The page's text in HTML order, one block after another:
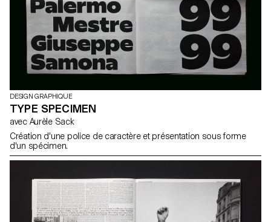
DESIGN GRAPHIQUE
TYPE SPECIMEN
avec Aurèle Sack
Création d'une police de caractère et présentation sous forme
d'un spécimen.